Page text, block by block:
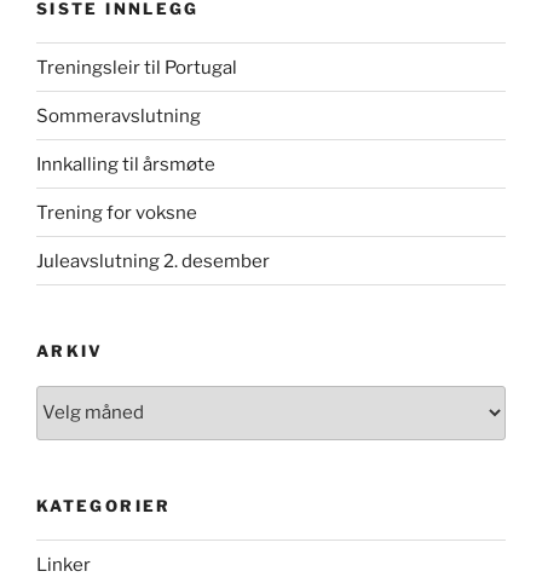
SISTE INNLEGG
Treningsleir til Portugal
Sommeravslutning
Innkalling til årsmøte
Trening for voksne
Juleavslutning 2. desember
ARKIV
KATEGORIER
Linker